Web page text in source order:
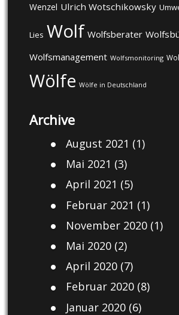
Wenzel Ulrich Wotschikowsky
Lies Wolf Wolfsberater
Wolfsmanagement Wolfsmonitoring
Wölfe Wölfe in Deutschland
Archive
August 2021 (1)
Mai 2021 (3)
April 2021 (5)
Februar 2021 (1)
November 2020(1)
Mai 2020(2)
April 2020(7)
Februar 2020(8)
Januar 2020(6)